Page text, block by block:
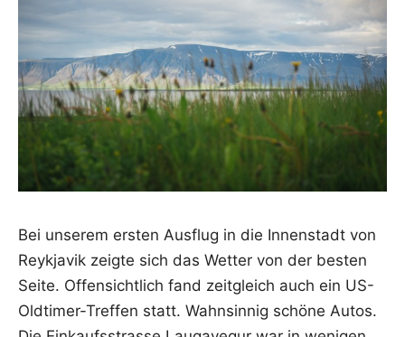
Bei unse­rem ers­ten Aus­flug in die Innen­stadt von
Reykja­vik zeig­te sich das Wet­ter von der bes­ten
Sei­te. Offen­sicht­lich fand zeit­gleich auch ein US-
Old­ti­mer-Tref­fen statt. Wahn­sin­nig schö­ne Autos.